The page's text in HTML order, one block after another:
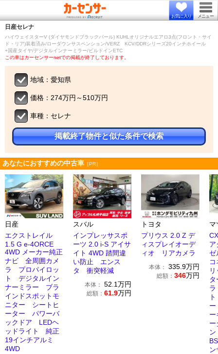
お気に入り メニュー
日産セレナ
ハイウェイスターV (ダイヤモンドブラックパール) KUHLオリジナルエアロ3点(フロント・サイ
ド・リア)装着済み/ローダウンサスペンション/VERZ KCV/DDRシリーズ20インチホイール
+国産タイヤ/デジタルインナーミラー/ビルドインETC
この車はカーセンサーnetでの掲載が終了しております。
地域：愛知県
価格：274万円～510万円
車種：セレナ
掲載終了物件と似た条件で検索
あなたにおすすめの中古車 ［PR］
日産
エクストレイル
1.5 G e-4ORCE
4WD メーカー純正
ナビ 全周囲カメ
ラ プロパイロッ
ト デジタルイン
ナーミラー ブラ
インドスポットモ
ニター シートヒ
ーター パワーバ
ックドア LEDヘ
ッドライト 純正
19インチアルミ
4WD
スバル
インプレッサスポ
ーツ 2.0 i-S アイサ
イト 4WD 踏間違
い防止 エンス
タ 衝突軽減
本体： 52.1万円
総額： 61.9万円
トヨタ
プリウス 2.0 Z デ
ィスプレイオーデ
ィオ リアカメラ
本体： 335.9万円
総額： 346万円
マ
ア
ゼ
ー